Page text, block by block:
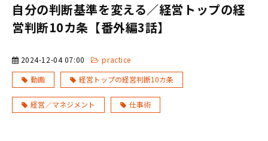
SOLUTION
自分の判断基準を変える／経営トップの経
営判断10カ条【番外編3話】
2024-12-04 07:00
practice
動画
経営トップの経営判断10カ条
経営／マネジメント 仕事術